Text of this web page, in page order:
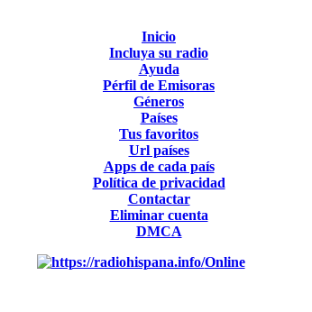
Inicio
Incluya su radio
Ayuda
Pérfil de Emisoras
Géneros
Países
Tus favoritos
Url países
Apps de cada país
Política de privacidad
Contactar
Eliminar cuenta
DMCA
Online